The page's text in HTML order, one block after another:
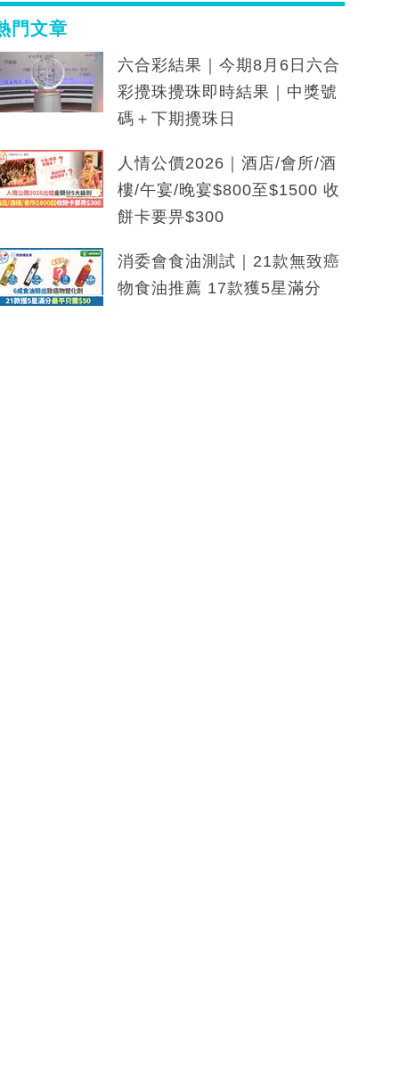
門文章
六合彩結果｜今期8月6日六合
彩攪珠攪珠即時結果｜中獎號
碼＋下期攪珠日
人情公價2026｜酒店/會所/酒
樓/午宴/晚宴$800至$1500 收
餅卡要畀$300
消委會食油測試｜21款無致癌
物食油推薦 17款獲5星滿分